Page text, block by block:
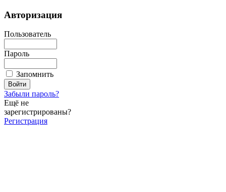
Авторизация
Пользователь
Пароль
Запомнить
Забыли пароль?
Ещё не
зарегистрированы?
Регистрация